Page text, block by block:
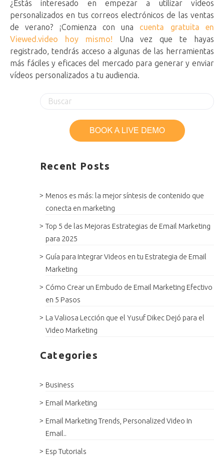
¿Estás interesado en empezar a utilizar vídeos
personalizados en tus correos electrónicos de las ventas
de verano? ¡Comienza con una cuenta gratuita en
Viewed.video hoy mismo! Una vez que te hayas
registrado, tendrás acceso a algunas de las herramientas
más fáciles y eficaces del mercado para generar y enviar
vídeos personalizados a tu audiencia.
Recent Posts
Menos es más: la mejor síntesis de contenido que
conecta en marketing
Top 5 de las Mejoras Estrategias de Email Marketing
para 2025
Guía para Integrar Videos en tu Estrategia de Email
Marketing
Cómo Crear un Embudo de Email Marketing Efectivo
en 5 Pasos
La Valiosa Lección que el Yusuf Dikec Dejó para el
Video Marketing
Categories
Business
Email Marketing
Email Marketing Trends, Personalized Video In
Email..
Esp Tutorials